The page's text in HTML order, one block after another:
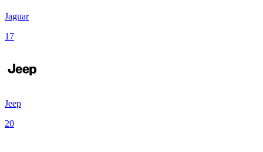
Jaguar
17
Jeep
20